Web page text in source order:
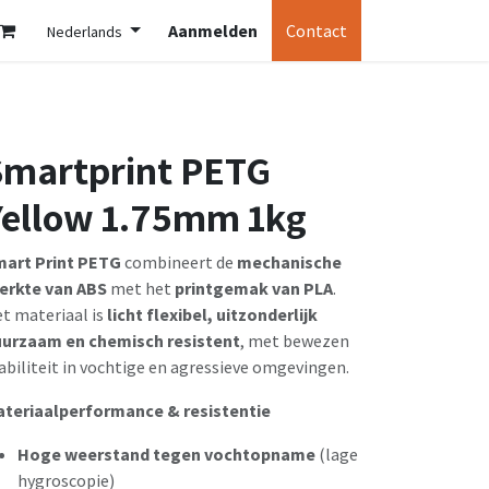
Nederlands Aanmelden Contact
PETG
1.75mm 1kg
Print PETGcombineert de mechanische
van ABSmet het printgemak van PLA.
materiaal is licht flexibel, uitzonderlijk
en chemisch resistent, met bewezen
in vochtige en agressieve omgevingen.
& resistentie
Hoge weerstand tegen vochtopname(lage
hygroscopie)